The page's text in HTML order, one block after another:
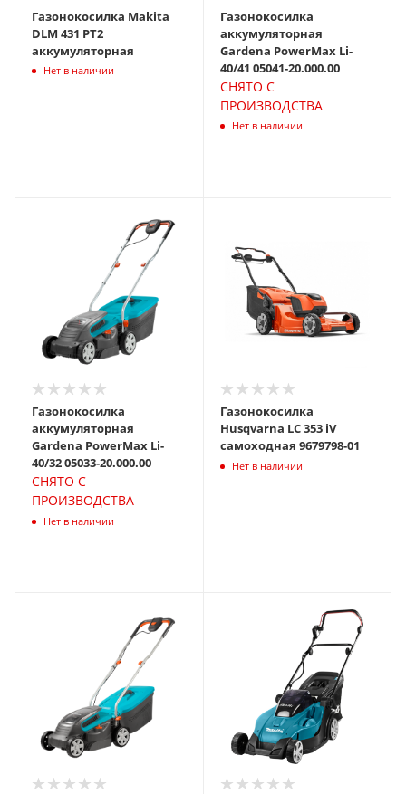
Газонокосилка Makita
DLM 431 PT2
аккумуляторная
Нет в наличии
Газонокосилка
аккумуляторная
Gardena PowerMax Li-
40/41 05041-20.000.00
СНЯТО С
ПРОИЗВОДСТВА
Нет в наличии
Газонокосилка
аккумуляторная
Gardena PowerMax Li-
40/32 05033-20.000.00
СНЯТО С
ПРОИЗВОДСТВА
Нет в наличии
Газонокосилка
Husqvarna LC 353 iV
самоходная 9679798-01
Нет в наличии